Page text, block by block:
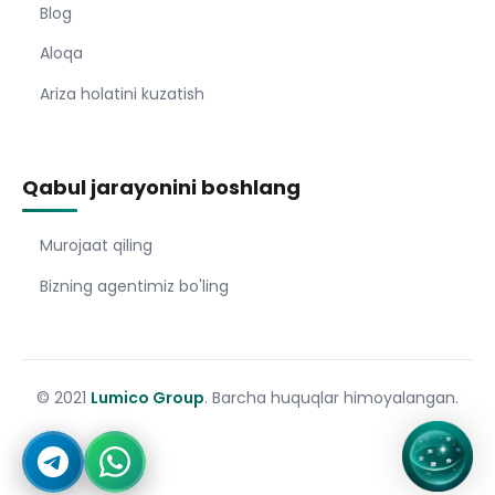
Blog
Aloqa
Ariza holatini kuzatish
Qabul jarayonini boshlang
Murojaat qiling
Bizning agentimiz bo'ling
© 2021 Lumico Group. Barcha huquqlar himoyalangan.